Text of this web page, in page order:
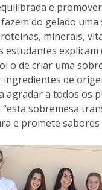
e
do gelado uma
minerais,
estudantes explicam
o de criar uma
ingredientes de
agradar a todos os
sobremesa
e promete sabores